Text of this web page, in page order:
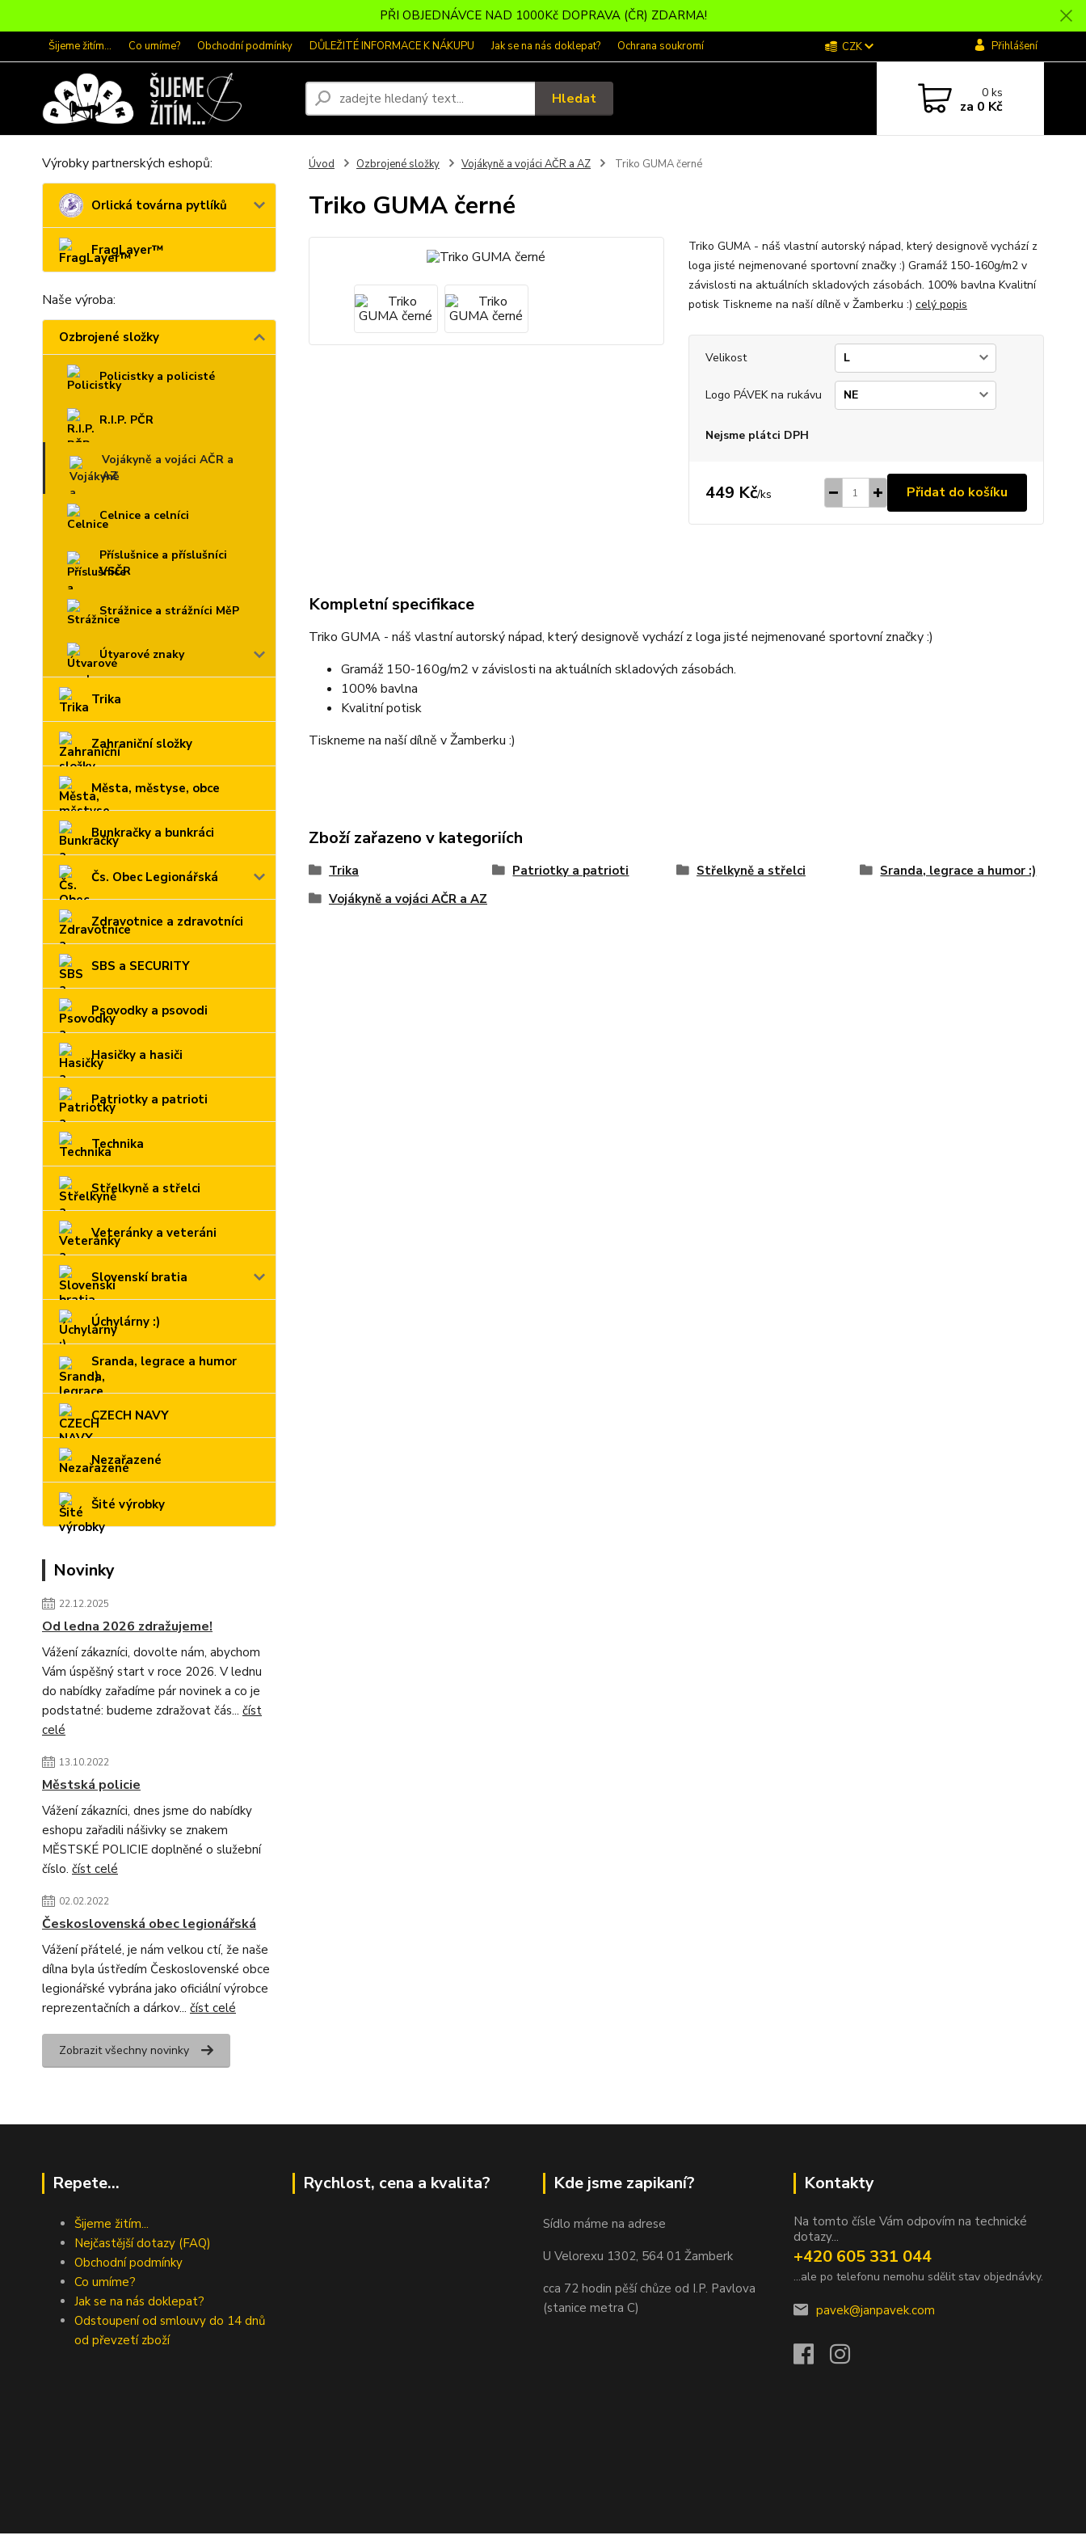
PŘI OBJEDNÁVCE NAD 1000Kč DOPRAVA (ČR) ZDARMA!
Šijeme žitím... Co umíme? Obchodní podmínky DŮLEŽITÉ INFORMACE K NÁKUPU Jak se na nás doklepat? Ochrana soukromí CZK Přihlášení
Hledat 0ks
za 0 Kč
Výrobky partnerských eshopů:
Orlická továrna pytlíků
FragLayer™
Naše výroba:
Ozbrojené složky
Policistky a policisté
R.I.P. PČR
Vojákyně a vojáci AČR a
AZ
Celnice a celníci
Příslušnice a příslušníci
VSČR
Strážnice a strážníci MěP
Útvarové znaky
Trika
Zahraniční složky
Města, městyse, obce
Bunkračky a bunkráci
Čs. Obec Legionářská
Zdravotnice a zdravotníci
SBS a SECURITY
Psovodky a psovodi
Hasičky a hasiči
Patriotky a patrioti
Technika
Střelkyně a střelci
Veteránky a veteráni
Slovenskí bratia
Úchylárny :)
Sranda, legrace a humor
:)
CZECH NAVY
Nezařazené
Šité výrobky
Novinky
22.12.2025
Od ledna 2026 zdražujeme!
Vážení zákazníci, dovolte nám, abychom
Vám úspěšný start v roce 2026. V lednu
do nabídky zařadíme pár novinek a co je
podstatné: budeme zdražovat čás... číst
celé
13.10.2022
Městská policie
Vážení zákazníci, dnes jsme do nabídky
eshopu zařadili nášivky se znakem
MĚSTSKÉ POLICIE doplněné o služební
číslo. číst celé
02.02.2022
Československá obec legionářská
Vážení přátelé, je nám velkou ctí, že naše
dílna byla ústředím Československé obce
legionářské vybrána jako oficiální výrobce
reprezentačních a dárkov... číst celé
Zobrazit všechny novinky
Úvod Ozbrojené složky Vojákyně a vojáci AČR a AZ Triko GUMA černé
Triko GUMA černé
Triko GUMA - náš vlastní autorský nápad, který designově vychází z
loga jisté nejmenované sportovní značky :) Gramáž 150-160g/m2 v
závislosti na aktuálních skladových zásobách. 100% bavlna Kvalitní
potisk Tiskneme na naší dílně v Žamberku :) celý popis
Velikost
Logo PÁVEK na rukávu
Nejsme plátci DPH
449 Kč/ks Přidat do košíku
Kompletní specifikace
Triko GUMA - náš vlastní autorský nápad, který designově vychází z loga jisté nejmenované sportovní značky :)
Gramáž 150-160g/m2 v závislosti na aktuálních skladových zásobách.
100% bavlna
Kvalitní potisk
Tiskneme na naší dílně v Žamberku :)
Zboží zařazeno v kategoriích
Trika Patriotky a patrioti Střelkyně a střelci
Sranda, legrace a humor :)
Vojákyně a vojáci AČR a AZ
Repete...
Šijeme žitím...
Nejčastější dotazy (FAQ)
Obchodní podmínky
Co umíme?
Jak se na nás doklepat?
Odstoupení od smlouvy do 14 dnů
od převzetí zboží
Rychlost, cena a kvalita? Kde jsme zapikaní?
Sídlo máme na adrese
U Velorexu 1302, 564 01 Žamberk
cca 72 hodin pěší chůze od I.P. Pavlova
(stanice metra C)
Kontakty
Na tomto čísle Vám odpovím na technické
dotazy...
+420 605 331 044
...ale po telefonu nemohu sdělit stav objednávky.
pavek@janpavek.com